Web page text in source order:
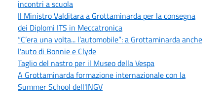
incontri a scuola
Il Ministro Valditara a Grottaminarda per la consegna
dei Diplomi ITS in Meccatronica
“C’era una volta... l’automobile”: a Grottaminarda anche
l'auto di Bonnie e Clyde
Taglio del nastro per il Museo della Vespa
A Grottaminarda formazione internazionale con la
Summer School dell'INGV